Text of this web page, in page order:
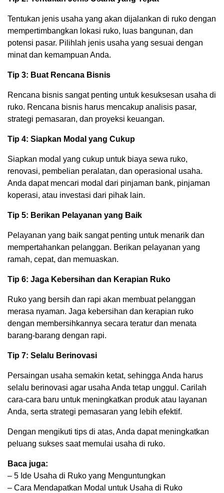
Tentukan jenis usaha yang akan dijalankan di ruko dengan
mempertimbangkan lokasi ruko, luas bangunan, dan
potensi pasar. Pilihlah jenis usaha yang sesuai dengan
minat dan kemampuan Anda.
Tip 3: Buat Rencana Bisnis
Rencana bisnis sangat penting untuk kesuksesan usaha di
ruko. Rencana bisnis harus mencakup analisis pasar,
strategi pemasaran, dan proyeksi keuangan.
Tip 4: Siapkan Modal yang Cukup
Siapkan modal yang cukup untuk biaya sewa ruko,
renovasi, pembelian peralatan, dan operasional usaha.
Anda dapat mencari modal dari pinjaman bank, pinjaman
koperasi, atau investasi dari pihak lain.
Tip 5: Berikan Pelayanan yang Baik
Pelayanan yang baik sangat penting untuk menarik dan
mempertahankan pelanggan. Berikan pelayanan yang
ramah, cepat, dan memuaskan.
Tip 6: Jaga Kebersihan dan Kerapian Ruko
Ruko yang bersih dan rapi akan membuat pelanggan
merasa nyaman. Jaga kebersihan dan kerapian ruko
dengan membersihkannya secara teratur dan menata
barang-barang dengan rapi.
Tip 7: Selalu Berinovasi
Persaingan usaha semakin ketat, sehingga Anda harus
selalu berinovasi agar usaha Anda tetap unggul. Carilah
cara-cara baru untuk meningkatkan produk atau layanan
Anda, serta strategi pemasaran yang lebih efektif.
Dengan mengikuti tips di atas, Anda dapat meningkatkan
peluang sukses saat memulai usaha di ruko.
Baca juga:
– 5 Ide Usaha di Ruko yang Menguntungkan
– Cara Mendapatkan Modal untuk Usaha di Ruko